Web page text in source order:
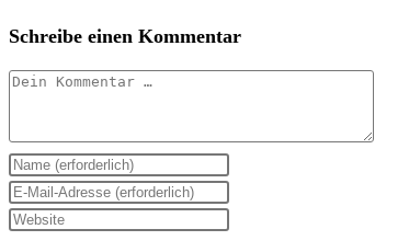
Schreibe einen Kommentar
Kommentar
Gib
deinen
Namen
Gib
deine
Gib